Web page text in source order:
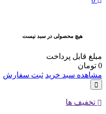
هیچ محصولی در سبد نیست
مبلغ قابل پرداخت
0 تومان
مشاهده سبد خرید ثبت سفارش
تخفیف ها